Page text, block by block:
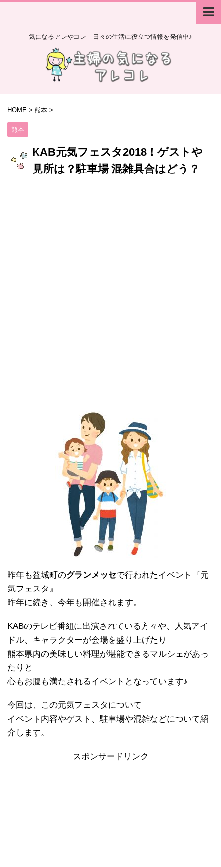
気になるアレやコレ 日々の生活に役立つ情報を発信中♪
HOME > 熊本 >
熊本
KAB元気フェスタ2018！ゲストや
見所は？駐車場 混雑具合はどう？
昨年も益城町のグランメッセで行われたイベント『元
気フェスタ』
昨年に続き、今年も開催されます。
KABのテレビ番組に出演されている方々や、人気アイ
ドル、キャラクターが会場を盛り上げたり
熊本県内の美味しい料理が堪能できるマルシェがあっ
たりと
心もお腹も満たされるイベントとなっています♪
今回は、この元気フェスタについて
イベント内容やゲスト、駐車場や混雑などについて紹
介します。
スポンサードリンク